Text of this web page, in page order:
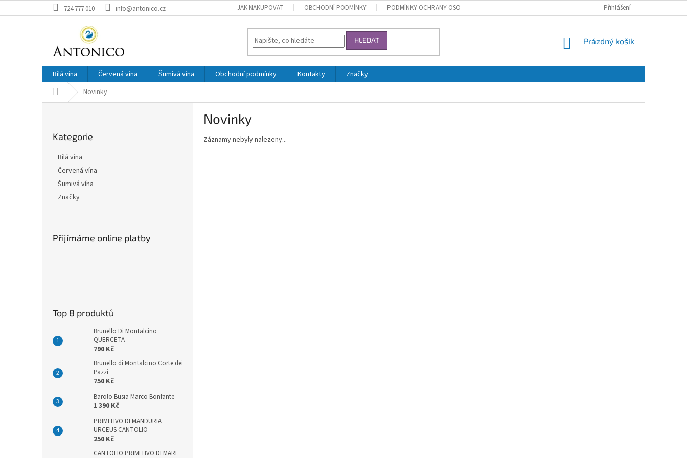
na
724 777 010 info@antonico.cz JAK NAKUPOVAT OBCHODNÍ PODMÍNKY PODMÍNKY OCHRANY OSOBNÍCH ÚDAJŮ Přihlášení
HLEDAT
NÁKUPNÍ
Prázdný košík
Bílá vína Červená vína Šumivá vína Obchodní podmínky Kontakty
Značky
Domů Novinky
kategorie
Kategorie
Bílá vína
Červená vína
Šumivá vína
Značky
Přijímáme online platby
Top 8 produktů
Brunello Di Montalcino
QUERCETA
790 Kč
Brunello di Montalcino Corte dei
Pazzi
750 Kč
Barolo Busia Marco Bonfante
1 390 Kč
PRIMITIVO DI MANDURIA
URCEUS CANTOLIO
250 Kč
CANTOLIO PRIMITIVO DI MARE
Novinky
Záznamy nebyly nalezeny...